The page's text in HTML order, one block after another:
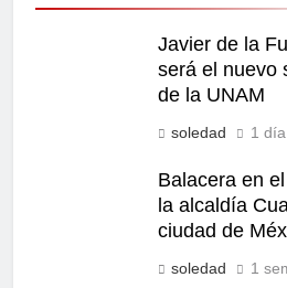
Javier de la
será el nuevo
de la UNAM
soledad 1
Balacera en
la alcaldía
ciudad de
soledad 1